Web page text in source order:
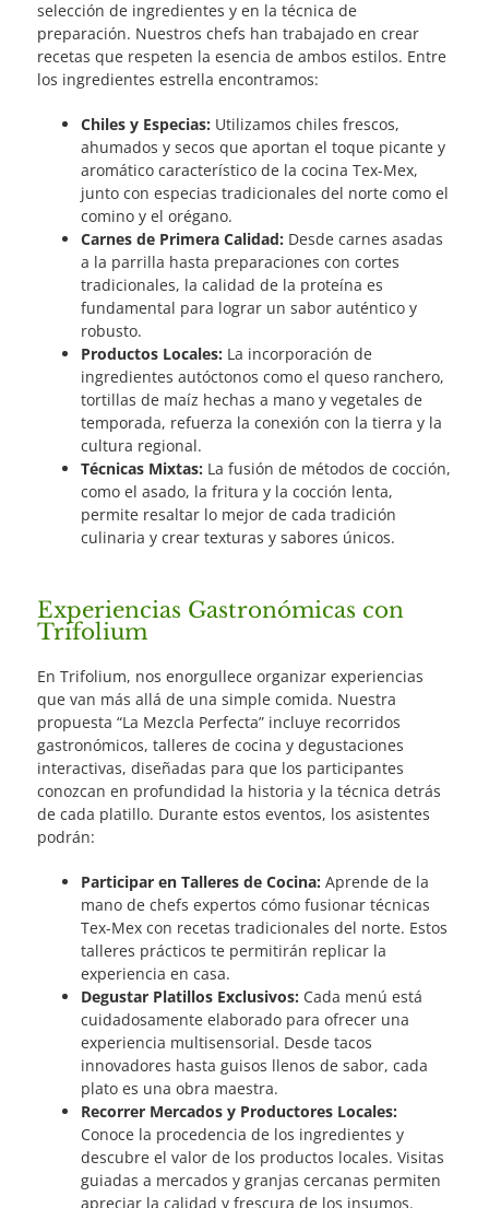
selección de ingredientes y en la técnica de
preparación. Nuestros chefs han trabajado en crear
recetas que respeten la esencia de ambos estilos. Entre
los ingredientes estrella encontramos:
Chiles y Especias: Utilizamos chiles frescos,
ahumados y secos que aportan el toque picante y
aromático característico de la cocina Tex-Mex,
junto con especias tradicionales del norte como el
comino y el orégano.
Carnes de Primera Calidad: Desde carnes asadas
a la parrilla hasta preparaciones con cortes
tradicionales, la calidad de la proteína es
fundamental para lograr un sabor auténtico y
robusto.
Productos Locales: La incorporación de
ingredientes autóctonos como el queso ranchero,
tortillas de maíz hechas a mano y vegetales de
temporada, refuerza la conexión con la tierra y la
cultura regional.
Técnicas Mixtas: La fusión de métodos de cocción,
como el asado, la fritura y la cocción lenta,
permite resaltar lo mejor de cada tradición
culinaria y crear texturas y sabores únicos.
Experiencias Gastronómicas con
Trifolium
En Trifolium, nos enorgullece organizar experiencias
que van más allá de una simple comida. Nuestra
propuesta “La Mezcla Perfecta” incluye recorridos
gastronómicos, talleres de cocina y degustaciones
interactivas, diseñadas para que los participantes
conozcan en profundidad la historia y la técnica detrás
de cada platillo. Durante estos eventos, los asistentes
podrán:
Participar en Talleres de Cocina: Aprende de la
mano de chefs expertos cómo fusionar técnicas
Tex-Mex con recetas tradicionales del norte. Estos
talleres prácticos te permitirán replicar la
experiencia en casa.
Degustar Platillos Exclusivos: Cada menú está
cuidadosamente elaborado para ofrecer una
experiencia multisensorial. Desde tacos
innovadores hasta guisos llenos de sabor, cada
plato es una obra maestra.
Recorrer Mercados y Productores Locales:
Conoce la procedencia de los ingredientes y
descubre el valor de los productos locales. Visitas
guiadas a mercados y granjas cercanas permiten
apreciar la calidad y frescura de los insumos.